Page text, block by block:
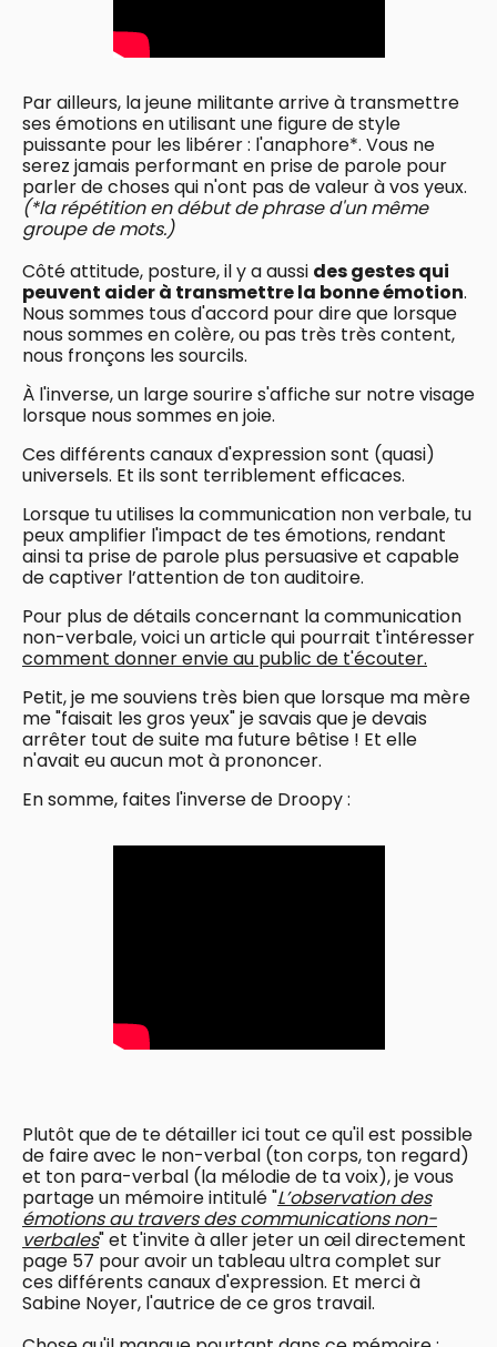
Par ailleurs, la jeune militante arrive à transmettre
ses émotions en utilisant une figure de style
puissante pour les libérer : l'anaphore*. Vous ne
serez jamais performant en prise de parole pour
parler de choses qui n'ont pas de valeur à vos yeux.
(*la répétition en début de phrase d'un même
groupe de mots.)
Côté attitude, posture, il y a aussi des gestes qui
peuvent aider à transmettre la bonne émotion.
Nous sommes tous d'accord pour dire que lorsque
nous sommes en colère, ou pas très très content,
nous fronçons les sourcils.
À l'inverse, un large sourire s'affiche sur notre visage
lorsque nous sommes en joie.
Ces différents canaux d'expression sont (quasi)
universels. Et ils sont terriblement efficaces.
Lorsque tu utilises la communication non verbale, tu
peux amplifier l'impact de tes émotions, rendant
ainsi ta prise de parole plus persuasive et capable
de captiver l’attention de ton auditoire.
Pour plus de détails concernant la communication
non-verbale, voici un article qui pourrait t'intéresser
comment donner envie au public de t'écouter.
Petit, je me souviens très bien que lorsque ma mère
me "faisait les gros yeux" je savais que je devais
arrêter tout de suite ma future bêtise ! Et elle
n'avait eu aucun mot à prononcer.
En somme, faites l'inverse de Droopy :
Plutôt que de te détailler ici tout ce qu'il est possible
de faire avec le non-verbal (ton corps, ton regard)
et ton para-verbal (la mélodie de ta voix), je vous
partage un mémoire intitulé "L’observation des
émotions au travers des communications non-
verbales" et t'invite à aller jeter un œil directement
page 57 pour avoir un tableau ultra complet sur
ces différents canaux d'expression. Et merci à
Sabine Noyer, l'autrice de ce gros travail.